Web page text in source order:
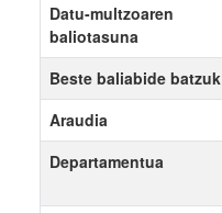
Datu-multzoaren
baliotasuna
Beste baliabide batzuk
Araudia
Departamentua